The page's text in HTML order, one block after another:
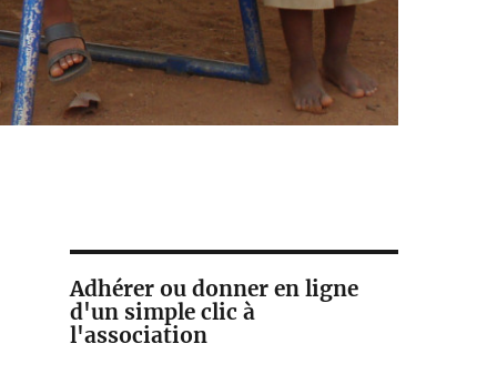
Adhérer ou donner en ligne
d'un simple clic à
l'association